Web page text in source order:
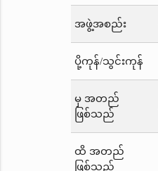
အဖွဲ့အစည်း
ပို့ကုန်/သွင်းကုန်
မှ အတည်
ဖြစ်သည်
ထိ အတည်
ဖြစ်သည်